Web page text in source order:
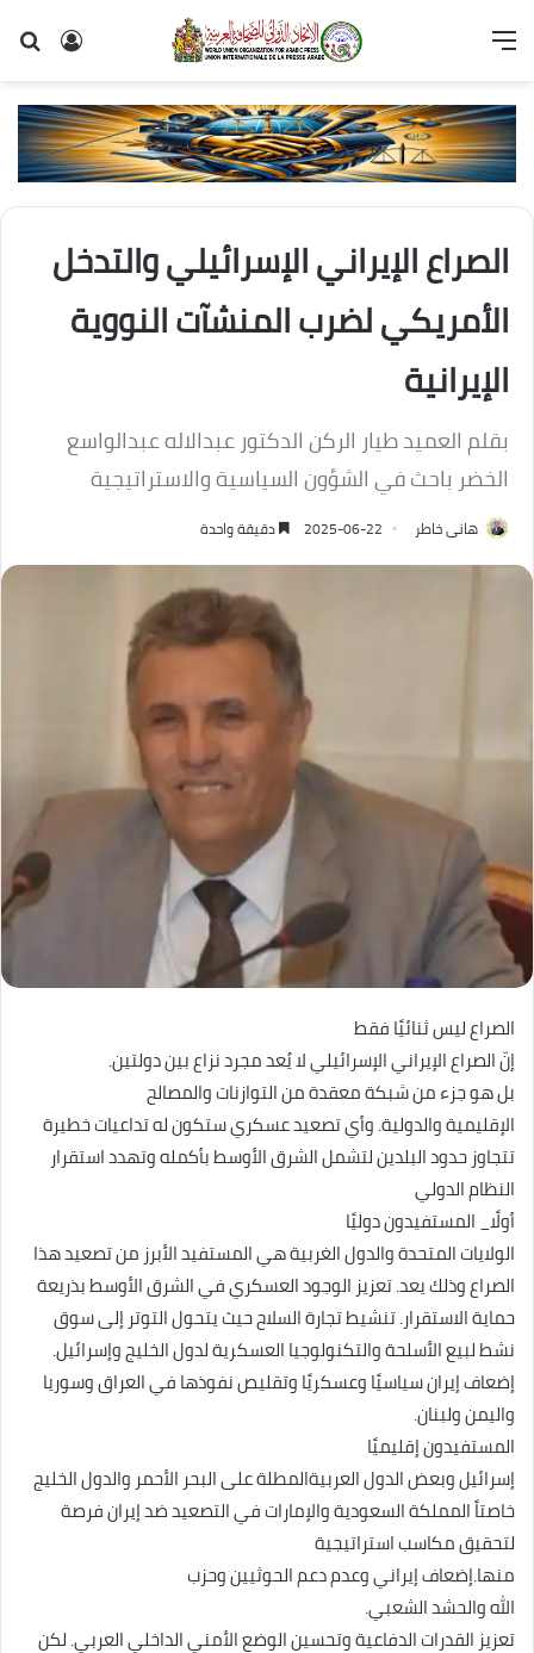
تسجيل
القائمة
الصراع الإيراني الإسرائيلي والتدخل
الأمريكي لضرب المنشآت النووية
الإيرانية
بقلم العميد طيار الركن الدكتور عبدالاله عبدالواسع
الخضر باحث في الشؤون السياسية والاستراتيجية
هانى خاطر 2025-06-22 دقيقة واحدة
الصراع ليس ثنائيًا فقط
إنّ الصراع الإيراني الإسرائيلي لا يُعد مجرد نزاع بين دولتين.
بل هو جزء من شبكة معقدة من التوازنات والمصالح
الإقليمية والدولية. وأي تصعيد عسكري ستكون له تداعيات خطيرة
تتجاوز حدود البلدين لتشمل الشرق الأوسط بأكمله وتهدد استقرار
النظام الدولي
أولًا_ المستفيدون دوليًا
الولايات المتحدة والدول الغربية هي المستفيد الأبرز من تصعيد هذا
الصراع وذلك يعد. تعزيز الوجود العسكري في الشرق الأوسط بذريعة
حماية الاستقرار. تنشيط تجارة السلاح حيث يتحول التوتر إلى سوق
نشط لبيع الأسلحة والتكنولوجيا العسكرية لدول الخليج وإسرائيل.
إضعاف إيران سياسيًا وعسكريًا وتقليص نفوذها في العراق وسوريا
واليمن ولبنان.
المستفيدون إقليميًا
إسرائيل وبعض الدول العربيةالمطلة على البحر الأحمر والدول الخليج
خاصتاً المملكة السعودية والإمارات في التصعيد ضد إيران فرصة
لتحقيق مكاسب استراتيجية
منها.إضعاف إيراني وعدم دعم الحوثيين وحزب
الله والحشد الشعبي.
تعزيز القدرات الدفاعية وتحسين الوضع الأمني الداخلي العربي. لكن